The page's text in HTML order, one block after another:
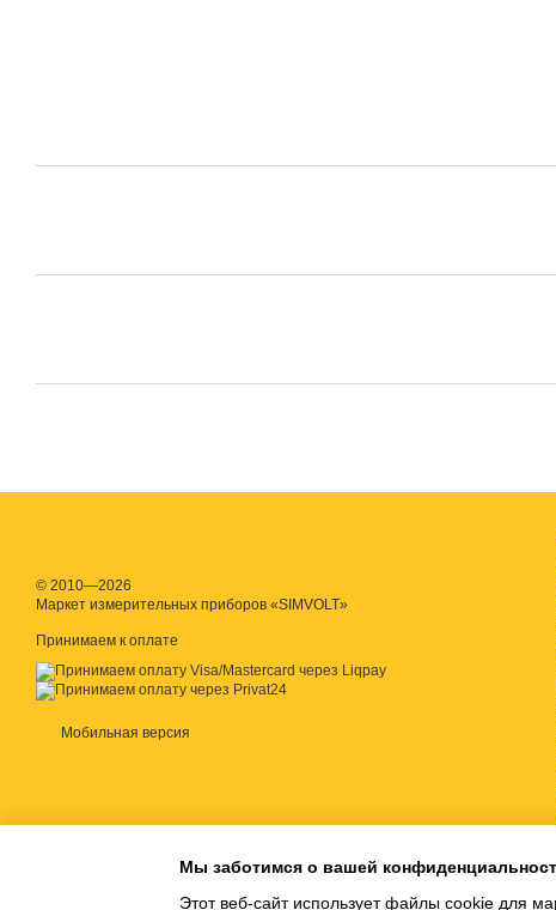
© 2010—2026
Маркет измерительных приборов «SIMVOLT»
Принимаем к оплате
Мобильная версия
Мы заботимся о вашей
Этот веб-сайт использует файлы cookie для